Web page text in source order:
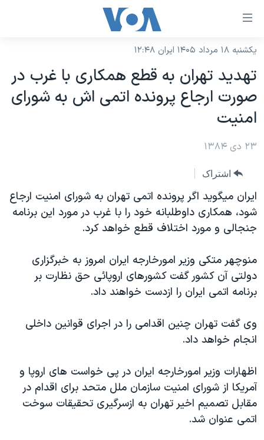
لینکهای
دسترسی
جهش
محتوای
اصلی
صفحه
جهش
به
جستجو
نسخه سبک وب‌سایت
موضوع ها
ایران
آمریکا
جهان
ورزشی
گزیده‌ها
ویژه برنامه‌ها
فرهنگ و زندگی
حقوق شهروندی
اقتصادی
علم و فناوری
گالری عکس
آرشیو پخش زنده
برنامه های تلویزیونی
جدول برنامه ها
صفحه‌های ویژه
جام جهانی ۲۰۲۶
عملیات خشم حماسی
۲۵۰سالگی آمریکا
بایگانی برنامه‌های تلویزیونی
مستندها
انتخابات ریاست جمهوری آمریکا ۲۰۲۴
حمله جمهوری اسلامی به اسرائیل
رمز مهسا
اعتراضات زن، زندگی، آزادی
مجموعه مستندهای دادخواهی
تریبونال مردمی آبان ۹۸
فرکانس‌های صدای آمریکا
پخش رادیویی
دنبال کنید
یکشنبه ۱۸ مرداد ۱۴۰۵ ایران ۱۲:۴۸
تهديد تهران به قطع همکاری با غرب در
صورت ارجاع پرونده اتمی اش به شورای
امنيت
۲۳ دی ۱۳۸۴
اشتراک
ايران ميگويد اگر پرونده اتمی تهران به شورای امنيت ارجاع
شود، همکاری داوطلبانه خود را با غرب در مورد اين برنامه
جنجالی و مورد اختلاف قطع خواهد کرد.
منوچهر متکی وزير امورخارجه ايران امروز به خبرگزاری
دولتی آن کشور گفت کشورهای اروپائی حق نظارت بر
برنامه اتمی ايران را ازدست خواهند داد.
وی گفت تهران چنين اقدامی را در اجرای قوانين داخلی
انجام خواهد داد.
اظهارات وزير امورخارجه ايران در پی خواست های اروپا و
آمريکا از شورای امنيت سازمان ملل متحد برای اقدام در
مقابل تصميم اخير تهران به ازسرگيری تحقيقات سوخت
اتمی عنوان شد.